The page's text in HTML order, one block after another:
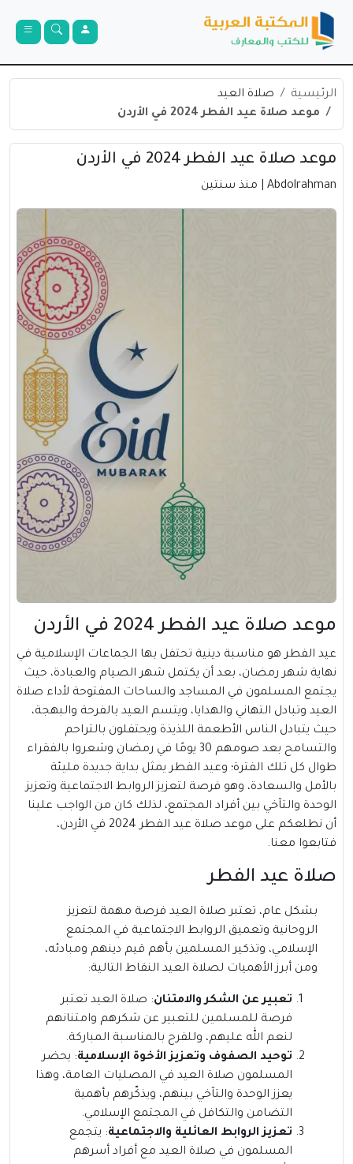
الرئيسية
صلاة العيد
موعد صلاة عيد الفطر 2024 في الأردن
موعد صلاة عيد الفطر 2024 في الأردن
Abdolrahman | منذ سنتين
موعد صلاة عيد الفطر 2024 في الأردن
عيد الفطر هو مناسبة دينية تحتفل بها الجماعات الإسلامية في
نهاية شهر رمضان، بعد أن يكتمل شهر الصيام والعبادة، حيث
يجتمع المسلمون في المساجد والساحات المفتوحة لأداء صلاة
العيد وتبادل التهاني والهدايا، ويتسم العيد بالفرحة والبهجة،
حيث يتبادل الناس الأطعمة اللذيذة ويحتفلون بالتراحم
والتسامح بعد صومهم 30 يومًا في رمضان وشعروا بالفقراء
طوال كل تلك الفترة؛ وعيد الفطر يمثل بداية جديدة مليئة
بالأمل والسعادة، وهو فرصة لتعزيز الروابط الاجتماعية وتعزيز
الوحدة والتآخي بين أفراد المجتمع، لذلك كان من الواجب علينا
أن نطلعكم على موعد صلاة عيد الفطر 2024 في الأردن،
فتابعوا معنا.
صلاة عيد الفطر
بشكل عام، تعتبر صلاة العيد فرصة مهمة لتعزيز
الروحانية وتعميق الروابط الاجتماعية في المجتمع
الإسلامي، وتذكير المسلمين بأهم قيم دينهم ومبادئه،
ومن أبرز الأهميات لصلاة العيد النقاط التالية:
تعبير عن الشكر والامتنان: صلاة العيد تعتبر
فرصة للمسلمين للتعبير عن شكرهم وامتنانهم
لنعم الله عليهم، وللفرح بالمناسبة المباركة.
توحيد الصفوف وتعزيز الأخوة الإسلامية: يحضر
المسلمون صلاة العيد في المصليات العامة، وهذا
يعزز الوحدة والتآخي بينهم، ويذكّرهم بأهمية
التضامن والتكافل في المجتمع الإسلامي.
تعزيز الروابط العائلية والاجتماعية: يتجمع
المسلمون في صلاة العيد مع أفراد أسرهم